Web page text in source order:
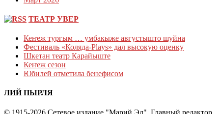
ТЕАТР УВЕР
Кеҥеж тургым … умбакыже августышто шуйна
Фестиваль «Коляда-Plays» дал высокую оценку
Шкетан театр Карайыште
Кеҥеж сезон
Юбилей отметила бенефисом
ЛИЙ ПЫРЛЯ
© 1915-2026 Сетевое издание "Марий Эл". Главный редактор